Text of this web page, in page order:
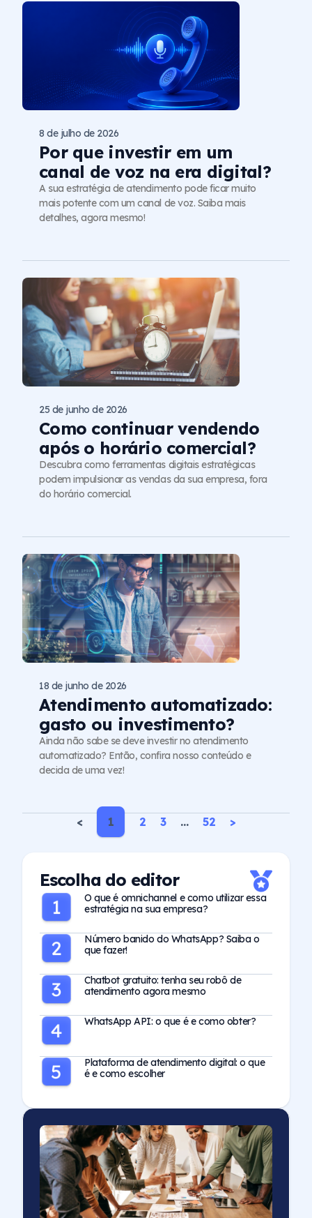
Por que investir em um
canal de voz na era digital?
8 de julho de 2026
A sua estratégia de atendimento pode ficar muito
mais potente com um canal de voz. Saiba mais
detalhes, agora mesmo!
Como continuar vendendo
após o horário comercial?
25 de junho de 2026
Descubra como ferramentas digitais estratégicas
podem impulsionar as vendas da sua empresa, fora
do horário comercial.
Atendimento automatizado:
gasto ou investimento?
18 de junho de 2026
Ainda não sabe se deve investir no atendimento
automatizado? Então, confira nosso conteúdo e
decida de uma vez!
< 1 2 3 … 52 >
Escolha do editor
O que é omnichannel e como utilizar essa
estratégia na sua empresa?
Número banido do WhatsApp? Saiba o
que fazer!
Chatbot gratuito: tenha seu robô de
atendimento agora mesmo
WhatsApp API: o que é e como obter?
Plataforma de atendimento digital: o que
é e como escolher